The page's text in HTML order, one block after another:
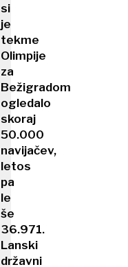
si
je
tekme
Olimpije
za
Bežigradom
ogledalo
skoraj
50.000
navijačev,
letos
pa
le
še
36.971.
Lanski
državni